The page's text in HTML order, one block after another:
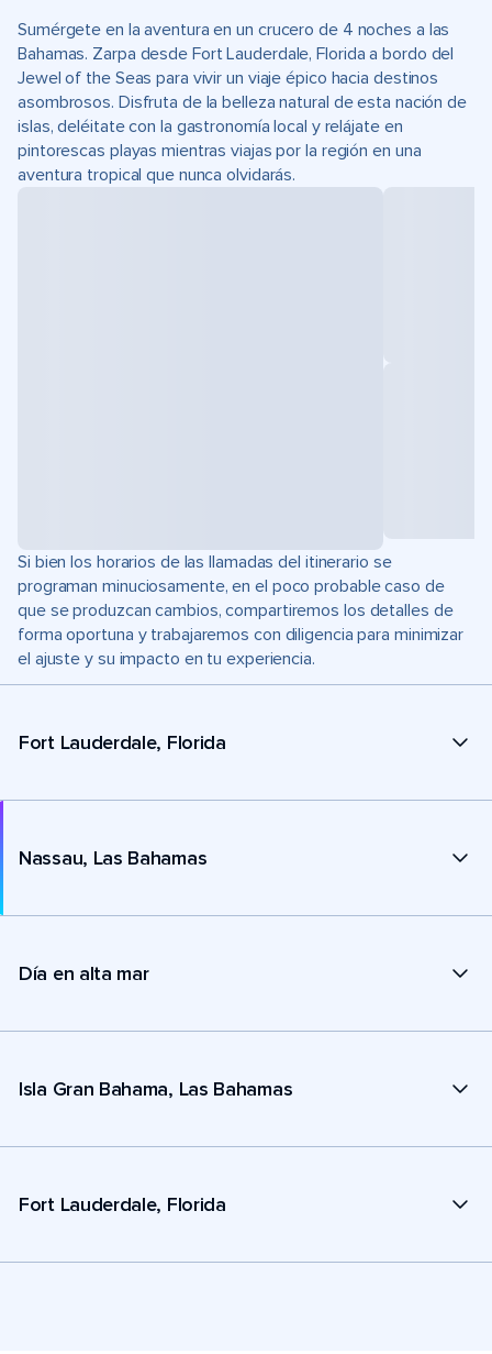
Sumérgete en la aventura en un crucero de 4 noches a las
Bahamas. Zarpa desde Fort Lauderdale, Florida a bordo del
Jewel of the Seas para vivir un viaje épico hacia destinos
asombrosos. Disfruta de la belleza natural de esta nación de
islas, deléitate con la gastronomía local y relájate en
pintorescas playas mientras viajas por la región en una
aventura tropical que nunca olvidarás.
Si bien los horarios de las llamadas del itinerario se
programan minuciosamente, en el poco probable caso de
que se produzcan cambios, compartiremos los detalles de
forma oportuna y trabajaremos con diligencia para minimizar
el ajuste y su impacto en tu experiencia.
Fort Lauderdale, Florida
Nassau, Las Bahamas
Día en alta mar
Isla Gran Bahama, Las Bahamas
Fort Lauderdale, Florida